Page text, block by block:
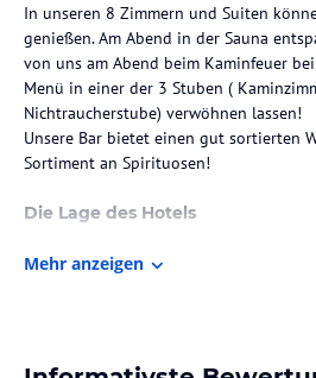
In unseren 8 Zimmern und Suiten
genießen. Am Abend in der Sauna
von uns am Abend beim Kaminfeuer
Menü in einer der 3 Stuben (
Nichtraucherstube) verwöhnen lassen!
Unsere Bar bietet einen gut sortierten
Sortiment an Spirituosen!
Die Lage des Hotels
an der Skipiste auf 1790m Seehöhe!
Zimmer / Unterbringung im
Mehr anzeigen